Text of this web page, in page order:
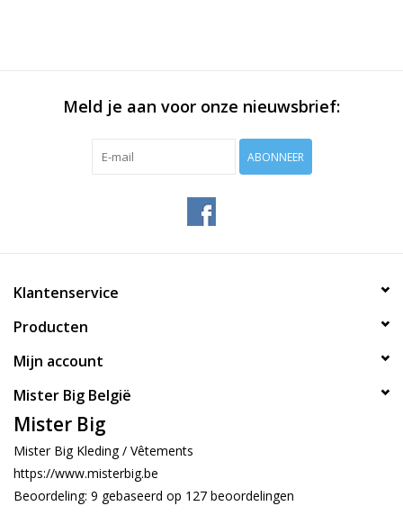
Meld je aan voor onze nieuwsbrief:
ABONNEER
Klantenservice
Producten
Mijn account
Mister Big België
Mister Big
Mister Big Kleding / Vêtements
https://www.misterbig.be
Beoordeling: 9 gebaseerd op 127 beoordelingen